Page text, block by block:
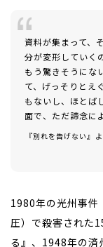
資料が集まって、
分が変形していく
もう驚きそうに
て、げっそりとえ
もないし、ほとば
面で、ただ諦念
――『別れを告げない』
1980年の光州事件
圧）で殺害された
る』、 1948年の済